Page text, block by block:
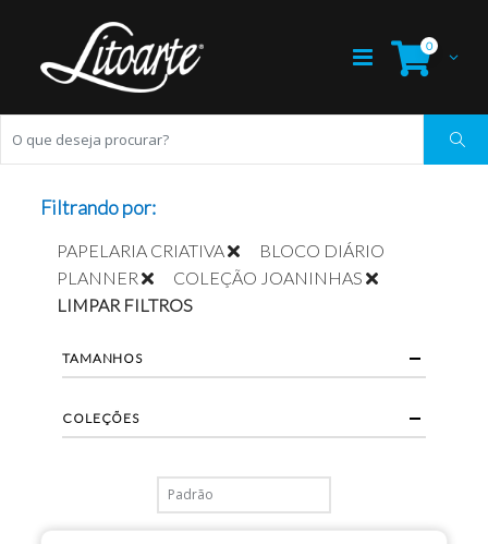
0
Filtrando por:
PAPELARIA CRIATIVA
BLOCO DIÁRIO
PLANNER
COLEÇÃO JOANINHAS
LIMPAR FILTROS
TAMANHOS
COLEÇÕES